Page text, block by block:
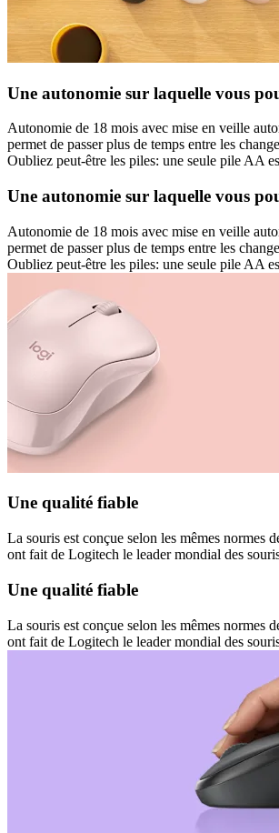
Une autonomie sur laquelle vous
Autonomie de 18 mois avec mise en veille
permet de passer plus de temps entre les
Oubliez peut-être les piles: une seule pile AA
Une autonomie sur laquelle vous
Autonomie de 18 mois avec mise en veille
permet de passer plus de temps entre les
Oubliez peut-être les piles: une seule pile AA
Une qualité fiable
La souris est conçue selon les mêmes normes
ont fait de Logitech le leader mondial des
Une qualité fiable
La souris est conçue selon les mêmes normes
ont fait de Logitech le leader mondial des